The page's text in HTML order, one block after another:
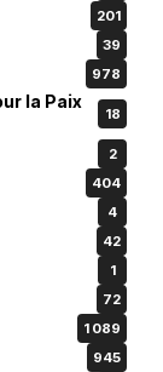
201
39
978
la Paix
18
2
404
4
42
1
72
1 089
945